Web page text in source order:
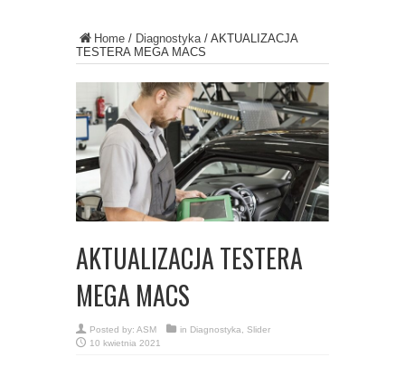
Home / Diagnostyka/ AKTUALIZACJA
TESTERA MEGA MACS
AKTUALIZACJA TESTERA
MEGA MACS
Posted by: ASM in Diagnostyka
Slider
10 kwietnia 2021